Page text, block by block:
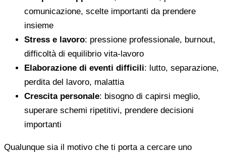
comunicazione, scelte importanti da prendere
insieme
Stress e lavoro: pressione professionale, burnout,
difficoltà di equilibrio vita-lavoro
Elaborazione di eventi difficili: lutto, separazione,
perdita del lavoro, malattia
Crescita personale: bisogno di capirsi meglio,
superare schemi ripetitivi, prendere decisioni
importanti
Qualunque sia il motivo che ti porta a cercare uno